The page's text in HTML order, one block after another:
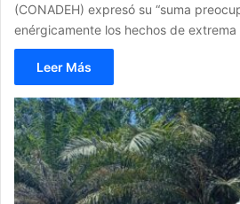
(CONADEH) expresó su “suma
enérgicamente los hechos de
Leer Más